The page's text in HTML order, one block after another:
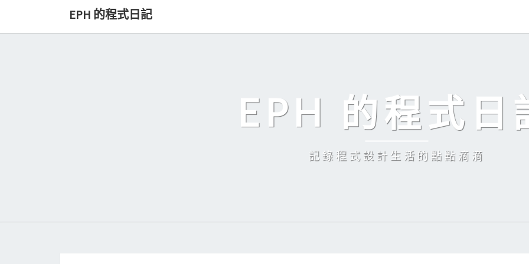
EPH 的程式日記
EPH 的程式日
記錄程式設計生活的點點滴滴